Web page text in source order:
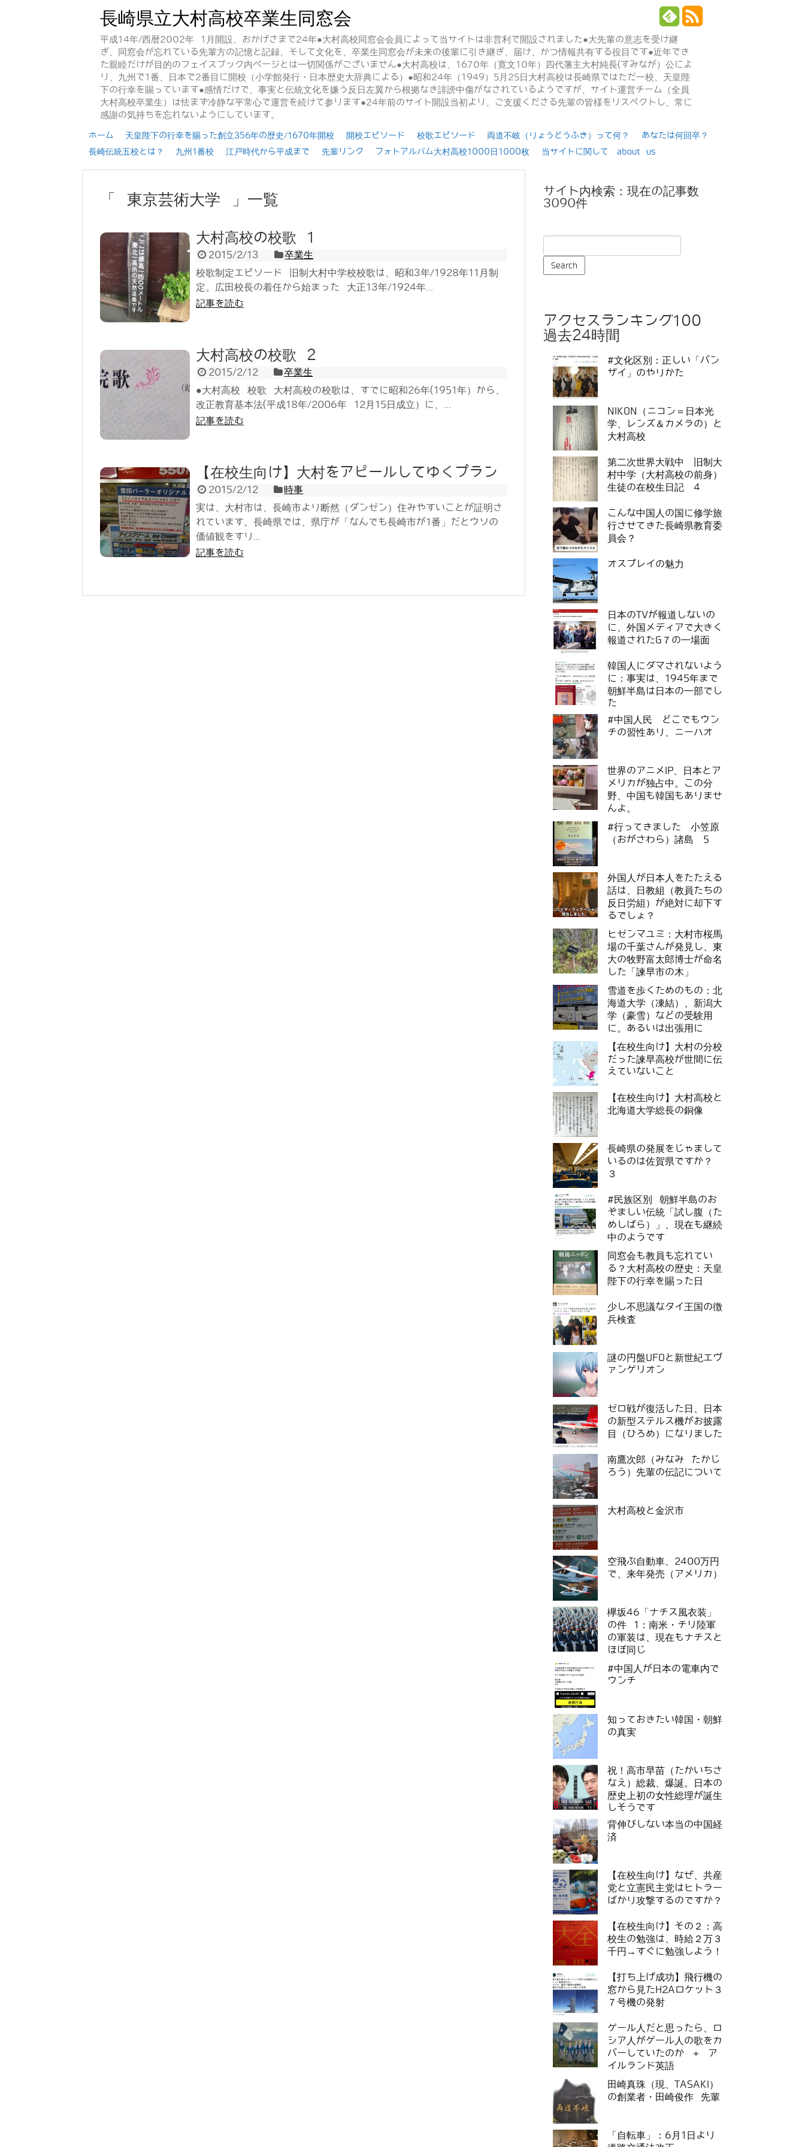
長崎県立大村高校卒業生同窓会
平成14年/西暦2002年 1月開設、おかげさまで24年●大村高校同窓会会員によって当サイトは非営利で開設されました●大先輩の意志を受け継
ぎ、同窓会が忘れている先輩方の記憶と記録、そして文化を、卒業生同窓会が未来の後輩に引き継ぎ、届け、かつ情報共有する役目です●近年でき
た親睦だけが目的のフェイスブック内ページとは一切関係がございません●大村高校は、1670年（寛文10年）四代藩主大村純長(すみなが）公によ
り、九州で1番、日本で2番目に開校（小学館発行・日本歴史大辞典による）●昭和24年（1949）5月25日大村高校は長崎県ではただ一校、天皇陛
下の行幸を賜っています●感情だけで、事実と伝統文化を嫌う反日左翼から根拠なき誹謗中傷がなされているようですが、サイト運営チーム（全員
大村高校卒業生）は怯まず冷静な平常心で運営を続けて参ります●24年前のサイト開設当初より、ご支援くださる先輩の皆様をリスペクトし、常に
感謝の気持ちを忘れないようにしています。
ホーム 天皇陛下の行幸を賜った創立356年の歴史/1670年開校 開校エピソード 校歌エピソード 両道不岐（りょうどうふき）って何？
あなたは何回卒？
長崎伝統五校とは？
九州1番校 江戸時代から平成まで 先輩リンク フォトアルバム大村高校1000日1000枚 当サイトに関して about us
「 東京芸術大学 」一覧
大村高校の校歌 1
2015/2/13
卒業生
校歌制定エピソード 旧制大村中学校校歌は、昭和3年/1928年11月制
定。広田校長の着任から始まった 大正13年/1924年...
記事を読む
大村高校の校歌 2
2015/2/12
卒業生
●大村高校 校歌 大村高校の校歌は、すでに昭和26年(1951年）から、
改正教育基本法(平成18年/2006年 12月15日成立）に、...
記事を読む
【在校生向け】大村をアピールしてゆくプラン
2015/2/12
時事
実は、大村市は、長崎市より断然（ダンゼン）住みやすいことが証明さ
れています。長崎県では、県庁が「なんでも長崎市が1番」だとウソの
価値観をすり...
記事を読む
サイト内検索：現在の記事数
3090件
アクセスランキング100
過去24時間
#文化区別：正しい「バン
ザイ」のやりかた
NIKON（ニコン＝日本光
学、レンズ＆カメラの）と
大村高校
第二次世界大戦中 旧制大
村中学（大村高校の前身）
生徒の在校生日記 4
こんな中国人の国に修学旅
行させてきた長崎県教育委
員会？
オスプレイの魅力
日本のTVが報道しないの
に、外国メディアで大きく
報道されたG７の一場面
韓国人にダマされないよう
に：事実は、1945年まで
朝鮮半島は日本の一部でし
た
#中国人民 どこでもウン
チの習性あり、ニーハオ
世界のアニメIP、日本とア
メリカが独占中。この分
野、中国も韓国もありませ
んよ。
#行ってきました 小笠原
（おがさわら）諸島 5
外国人が日本人をたたえる
話は、日教組（教員たちの
反日労組）が絶対に却下す
るでしょ？
ヒゼンマユミ：大村市桜馬
場の千葉さんが発見し、東
大の牧野富太郎博士が命名
した「諫早市の木」
雪道を歩くためのもの：北
海道大学（凍結）、新潟大
学（豪雪）などの受験用
に。あるいは出張用に
【在校生向け】大村の分校
だった諫早高校が世間に伝
えていないこと
【在校生向け】大村高校と
北海道大学総長の銅像
長崎県の発展をじゃまして
いるのは佐賀県ですか？
３
#民族区別 朝鮮半島のお
ぞましい伝統「試し腹（た
めしばら）」、現在も継続
中のようです
同窓会も教員も忘れてい
る？大村高校の歴史：天皇
陛下の行幸を賜った日
少し不思議なタイ王国の徴
兵検査
謎の円盤UFOと新世紀エヴ
ァンゲリオン
ゼロ戦が復活した日、日本
の新型ステルス機がお披露
目（ひろめ）になりました
南鷹次郎（みなみ たかじ
ろう）先輩の伝記について
大村高校と金沢市
空飛ぶ自動車、2400万円
で、来年発売（アメリカ）
欅坂46「ナチス風衣装」
の件 1：南米・チリ陸軍
の軍装は、現在もナチスと
ほぼ同じ
#中国人が日本の電車内で
ウンチ
知っておきたい韓国・朝鮮
の真実
祝！高市早苗（たかいちさ
なえ）総裁、爆誕。日本の
歴史上初の女性総理が誕生
しそうです
背伸びしない本当の中国経
済
【在校生向け】なぜ、共産
党と立憲民主党はヒトラー
ばかり攻撃するのですか？
【在校生向け】その２：高
校生の勉強は、時給２万３
千円→すぐに勉強しよう！
【打ち上げ成功】飛行機の
窓から見たH2Aロケット３
７号機の発射
ゲール人だと思ったら、ロ
シア人がゲール人の歌をカ
バーしていたのか ＋ ア
イルランド英語
田崎真珠（現、TASAKI）
の創業者・田崎俊作 先輩
「自転車」：6月1日より